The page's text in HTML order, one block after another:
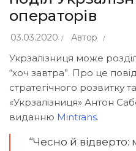
операторів
03.03.2020 Автор
Укрзалізниця може
“хоч завтра”. Про це
стратегічного розвитку
«Укрзалізниця» Антон
виданню Mintrans.
“Чесно й